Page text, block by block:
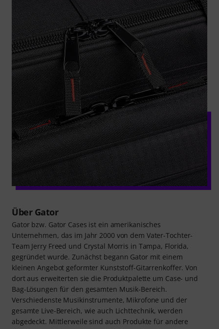
Über Gator
Gator bzw. Gator Cases ist ein amerikanisches
Unternehmen, das im Jahr 2000 von dem Vater-Tochter-
Team Jerry Freed und Crystal Morris in Tampa, Florida,
gegründet wurde. Zunächst begann Gator mit einem
kleinen Angebot geformter Kunststoff-Gitarrenkoffer. Von
dort aus erweiterten sie die Produktpalette um Case- und
Bag-Lösungen für den gesamten Musik-Bereich.
Verschiedenste Musikinstrumente, Mikrofone und der
gesamte Live-Bereich, wie auch Lichttechnik, werden
abgedeckt. Mittlerweile sind auch Produkte für andere